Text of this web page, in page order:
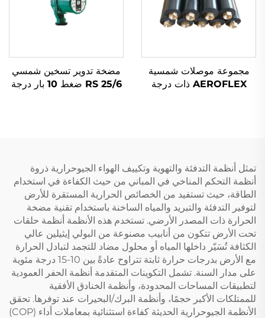
مجموعة موصلات شمسية
AEROFLEX ذات درجة
مضخة تدوير تسخين شمسي
RS 25/6 ضغط 10 بار درجة
تمثل أنظمة التدفئة والتهوية وتكييف الهواء الجيوحرارية ذروة
أنظمة التحكم المناخي في المباني من حيث الكفاءة في استخدام
الطاقة، حيث تستفيد من الخصائص الحرارية المستقرة للأرض
لتوفير التدفئة والتبريد والمياه الساخنة باستخدام تقنية مضخة
الحرارة ذات المصدر الأرضي. تستخدم هذه الأنظمة أنظمة حلقات
تحت الأرض تتكون من أنابيب مصنوعة من البولي إيثيلين عالي
الكثافة تُسَيّر داخلها المياه أو محلول مضاد للتجمد لتبادل الحرارة
مع الأرض بدرجات حرارة ثابتة تتراوح عادةً بين 10-15 درجة مئوية
على مدار السنة. تشمل التكوينات المتقدمة أنظمة الحفر العمودية
لتطبيقات المساحات المحدودة، وأنظمة الخنادق الأفقية
للممتلكات الأكبر حجمًا، وأنظمة البرك/البحيرات عند توفرها. تحقق
الأنظمة الجيوحرارية الحديثة كفاءة استثنائية بمعاملات أداء (COP)